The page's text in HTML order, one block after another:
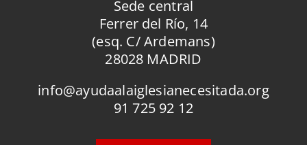
Sede central
Ferrer del Río, 14
(esq. C/ Ardemans)
28028 MADRID
info@ayudaalaiglesianecesitada.org
91 725 92 12